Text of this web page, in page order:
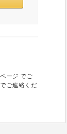
ージ でご
ご連絡くだ